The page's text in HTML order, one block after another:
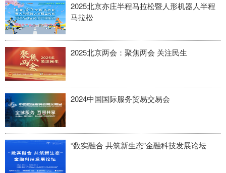
2025北京亦庄半程马拉松暨人形机器人半程
马拉松
2025北京两会：聚焦两会 关注民生
2024中国国际服务贸易交易会
“数实融合 共筑新生态”金融科技发展论坛